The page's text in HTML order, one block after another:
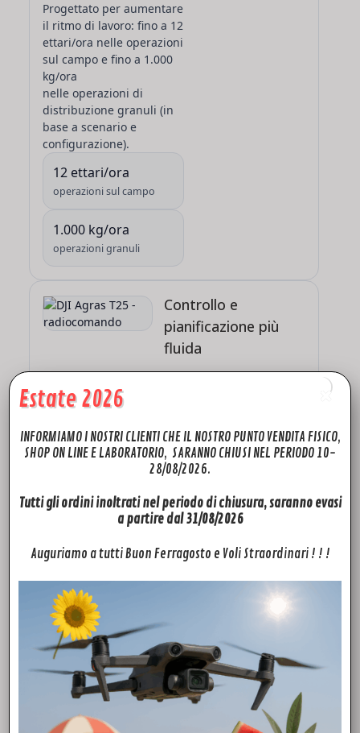
Progettato per aumentare
il ritmo di lavoro: fino a 12
ettari/ora nelle operazioni
sul campo e fino a 1.000
kg/ora
nelle operazioni di
distribuzione granuli (in
base a scenario e
configurazione).
12 ettari/ora
operazioni sul campo
1.000 kg/ora
operazioni granuli
Controllo e
pianificazione più
fluida
Radiocomando con
più reattiva.
La pianificazione
intelligente della rotta
aiuta a ridurre voli
inefficaci e migliorare
l’efficienza.
7”
Spandimento e sicurezza operativa
Estate 2026
INFORMIAMO I NOSTRI CLIENTI CHE IL NOSTRO PUNTO VENDITA FISICO,
SHOP ON LINE E LABORATORIO, SARANNO CHIUSI NEL PERIODO 10-
28/08/2026.
Tutti gli ordini inoltrati nel periodo di chiusura, saranno evasi
a partire dal 31/08/2026
Auguriamo a tutti Buon Ferragosto e Voli Straordinari ! ! !